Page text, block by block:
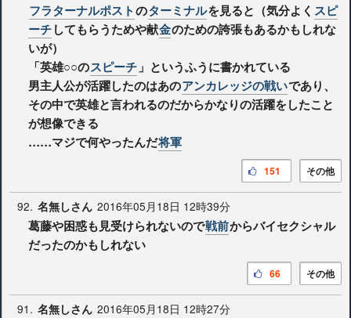
フラターナルポストのターミナルを見ると（気分よく スピ
ーチしてもらうためや献金のための誇張もあるかもしれな
いが）
「英雄○○のスピーチ 」というふうに書かれている
男主人公が活躍したのはあのアンカレッジの戦いであり、
その中で英雄と言われるのだからかなりの活躍をしたこと
が想像できる
……マジで何やったんだ将軍
その他
151
92. 名無しさん 2016年05月18日 12時39分
葛藤や困惑も見受けられないので戦前からバイセクシャル
だったのかもしれない
その他
66
91. 名無しさん 2016年05月18日 12時27分